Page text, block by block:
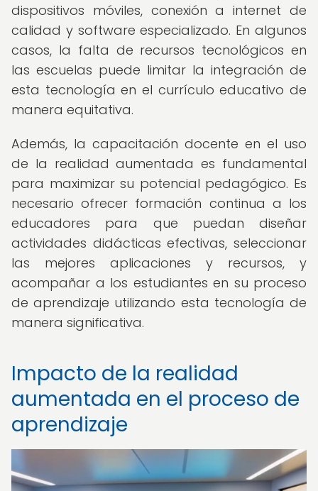
dispositivos móviles, conexión a internet de
calidad y software especializado. En algunos
casos, la falta de recursos tecnológicos en
las escuelas puede limitar la integración de
esta tecnología en el currículo educativo de
manera equitativa.
Además, la capacitación docente en el uso
de la realidad aumentada es fundamental
para maximizar su potencial pedagógico. Es
necesario ofrecer formación continua a los
educadores para que puedan diseñar
actividades didácticas efectivas, seleccionar
las mejores aplicaciones y recursos, y
acompañar a los estudiantes en su proceso
de aprendizaje utilizando esta tecnología de
manera significativa.
Impacto de la realidad
aumentada en el proceso de
aprendizaje